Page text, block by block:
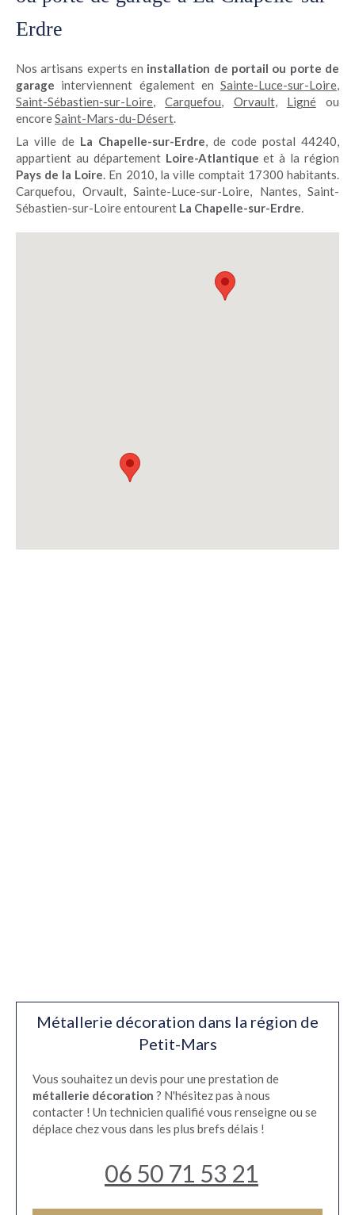
Erdre
Nos artisans experts en installation de portail ou porte de
garage interviennent également en Sainte-Luce-sur-Loire,
Saint-Sébastien-sur-Loire,Carquefou, Orvault, Lignéou
encoreSaint-Mars-du-Désert.
La ville de La Chapelle-sur-Erdre, de code postal 44240,
appartient au département Loire-Atlantique et à la région
Pays de la Loire. En 2010, la ville comptait 17300 habitants.
Carquefou, Orvault, Sainte-Luce-sur-Loire, Nantes, Saint-
Sébastien-sur-Loire entourent La Chapelle-sur-Erdre.
Métallerie décoration dans la région de
Petit-Mars
Vous souhaitez un devis pour une prestation de
métallerie décoration ? N'hésitez pas à nous
contacter ! Un technicien qualifié vous renseigne ou se
déplace chez vous dans les plus brefs délais !
06 50 71 53 21